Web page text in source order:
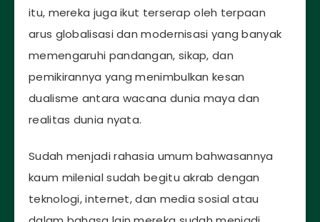
itu, mereka juga ikut terserap oleh terpaan
arus globalisasi dan modernisasi yang banyak
memengaruhi pandangan, sikap, dan
pemikirannya yang menimbulkan kesan
dualisme antara wacana dunia maya dan
realitas dunia nyata.
Sudah menjadi rahasia umum bahwasannya
kaum milenial sudah begitu akrab dengan
teknologi, internet, dan media sosial atau